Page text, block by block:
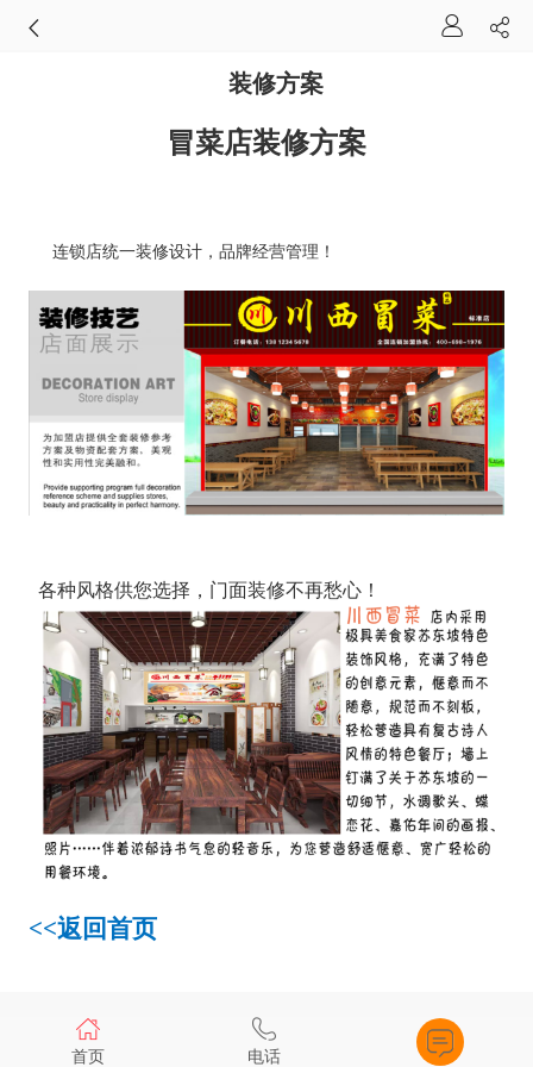
装修方案
冒菜店装修方案
连锁店统一装修设计，品牌经营管理！
各种风格供您选择，门面装修不再愁心！
<<返回首页
首页 电话